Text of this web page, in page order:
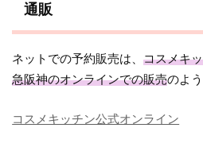
通販
ネットでの予約販売は、コスメキ
急阪神のオンラインでの販売のよう
コスメキッチン公式オンライン